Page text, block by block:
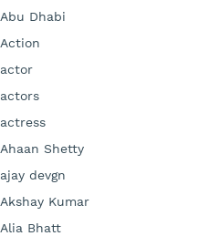
Abu Dhabi
Action
actor
actors
actress
Ahaan Shetty
ajay devgn
Akshay Kumar
Alia Bhatt